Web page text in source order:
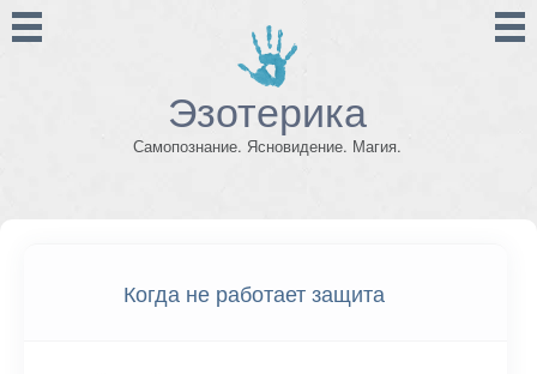
Эзотерика
Самопознание. Ясновидение. Магия.
Когда не работает защита